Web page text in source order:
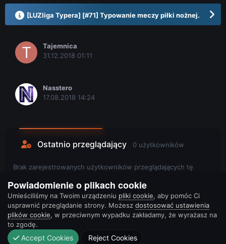
[LUZliga Typera] [#71] Typowanie meczy piłki nożnej.
Tajemnica
31.12.2018 01:11
Nasstero
17.08.2018 14:24
Ostatnio przeglądający 0 użytkowników
Brak zarejestrowanych użytkowników przeglądających tę
Powiadomienie o plikach cookie
Umieściliśmy na Twoim urządzeniu pliki cookie, aby pomóc Ci
usprawnić przeglądanie strony. Możesz dostosować ustawienia
plików cookie, w przeciwnym wypadku zakładamy, że wyrażasz na
to zgodę.
Accept Cookies Reject Cookies